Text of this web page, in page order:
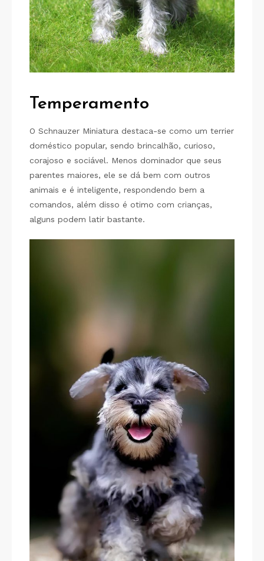
Temperamento
O Schnauzer Miniatura destaca-se como um terrier
doméstico popular, sendo brincalhão, curioso,
corajoso e sociável. Menos dominador que seus
parentes maiores, ele se dá bem com outros
animais e é inteligente, respondendo bem a
comandos, além disso é otimo com crianças,
alguns podem latir bastante.